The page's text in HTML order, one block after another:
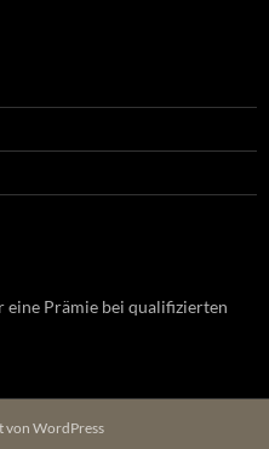
eine Prämie bei qualifizierten
von WordPress